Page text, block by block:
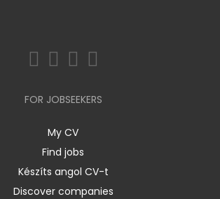
FOR JOBSEEKERS
My CV
Find jobs
Készíts angol CV-t
Discover companies